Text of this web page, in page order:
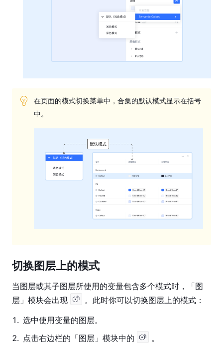
在页面的模式切换菜单中，合集的默认模式显示在括号
切换图层上的模式
当图层或其子图层所使用的变量包含多个模式时，「图
层」模块会出现
。此时你可以切换图层上的模式：
1 . 选中使用变量的图层。
2. 点击右边栏的「图层」模块中的
。